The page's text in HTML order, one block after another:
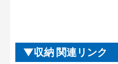
収納 関連リンク